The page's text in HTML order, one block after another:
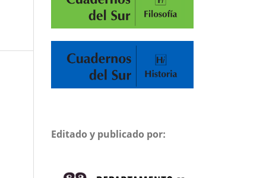
Editado y publicado por: